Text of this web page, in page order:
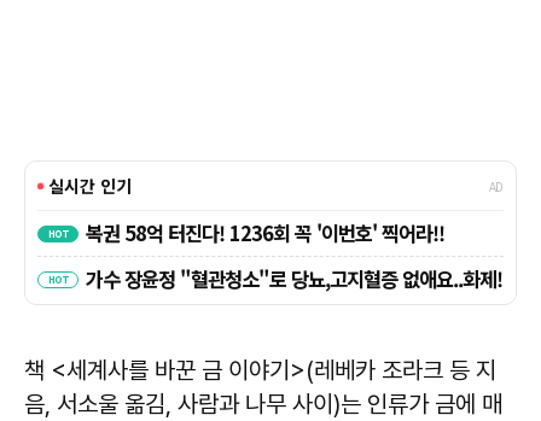
책 <세계사를 바꾼 금 이야기>(레베카 조라크 등 지
음, 서소울 옮김, 사람과 나무 사이)는 인류가 금에 매